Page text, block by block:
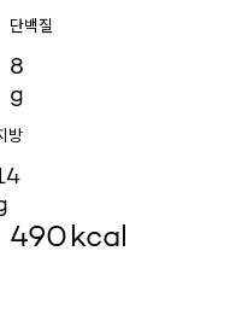
단백질
8
g
방
490kcal